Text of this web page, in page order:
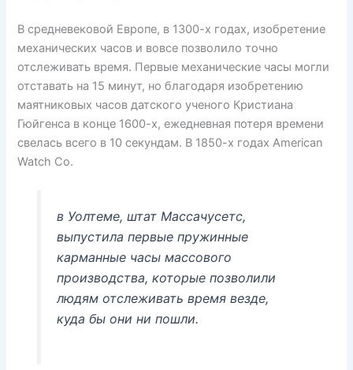
В средневековой Европе, в 1300-х годах, изобретение
механических часов и вовсе позволило точно
отслеживать время. Первые механические часы могли
отставать на 15 минут, но благодаря изобретению
маятниковых часов датского ученого Кристиана
Гюйгенса в конце 1600-х, ежедневная потеря времени
свелась всего в 10 секундам. В 1850-х годах American
Watch Co.
в Уолтеме, штат Массачусетс,
выпустила первые пружинные
карманные часы массового
производства, которые позволили
людям отслеживать время везде,
куда бы они ни пошли.